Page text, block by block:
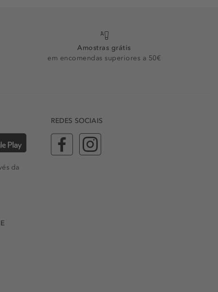
Amostras grátis
em encomendas superiores a 50€
da
REDES SOCIAIS